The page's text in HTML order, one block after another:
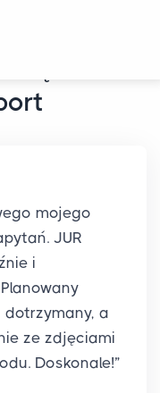
mojego
JUR
i
dotrzymany, a
ze zdjęciami
Doskonale!”